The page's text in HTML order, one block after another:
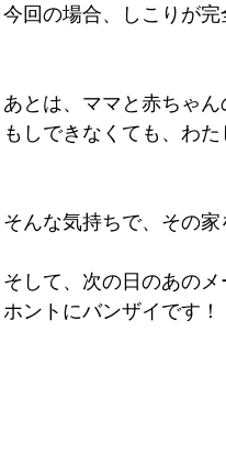
今回の場合、しこりが
あとは、ママと赤ちゃ
もしできなくても、わ
そんな気持ちで、その家
そして、次の日のあのメ
ホントにバンザイです！